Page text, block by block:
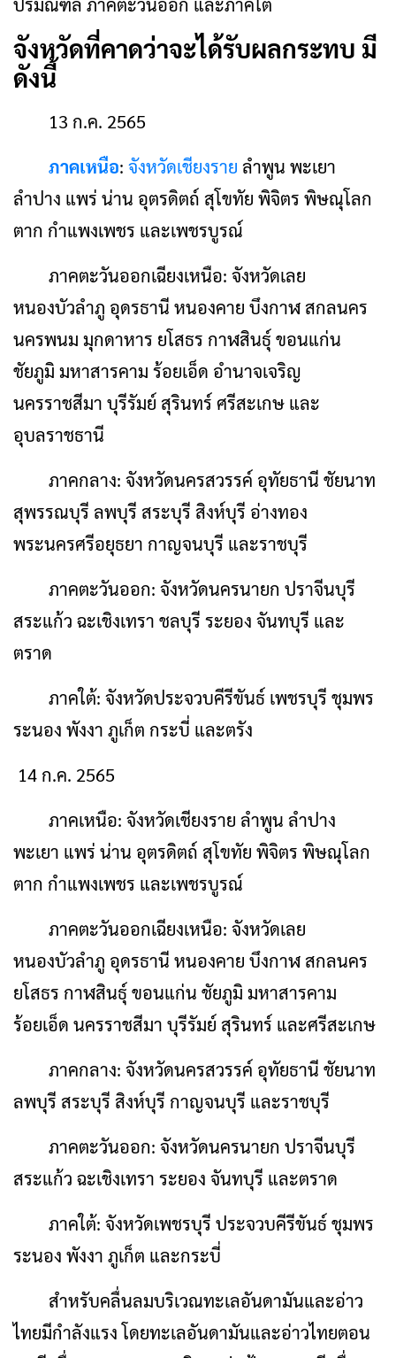
จังหวัดที่คาดว่าจะได้รับผลกระทบ มี
ดังนี้
13 ก.ค. 2565
ภาคเหนือ: จังหวัดเชียงราย ลำพูน พะเยา
ลำปาง แพร่ น่าน อุตรดิตถ์ สุโขทัย พิจิตร พิษณุโลก
ตาก กำแพงเพชร และเพชรบูรณ์
ภาคตะวันออกเฉียงเหนือ: จังหวัดเลย
หนองบัวลำภู อุดรธานี หนองคาย บึงกาฬ สกลนคร
นครพนม มุกดาหาร ยโสธร กาฬสินธุ์ ขอนแก่น
ชัยภูมิ มหาสารคาม ร้อยเอ็ด อำนาจเจริญ
นครราชสีมา บุรีรัมย์ สุรินทร์ ศรีสะเกษ และ
อุบลราชธานี
ภาคกลาง: จังหวัดนครสวรรค์ อุทัยธานี ชัยนาท
สุพรรณบุรี ลพบุรี สระบุรี สิงห์บุรี อ่างทอง
พระนครศรีอยุธยา กาญจนบุรี และราชบุรี
ภาคตะวันออก: จังหวัดนครนายก ปราจีนบุรี
สระแก้ว ฉะเชิงเทรา ชลบุรี ระยอง จันทบุรี และ
ตราด
ภาคใต้: จังหวัดประจวบคีรีขันธ์ เพชรบุรี ชุมพร
ระนอง พังงา ภูเก็ต กระบี่ และตรัง
14 ก.ค. 2565
ภาคเหนือ: จังหวัดเชียงราย ลำพูน ลำปาง
พะเยา แพร่ น่าน อุตรดิตถ์ สุโขทัย พิจิตร พิษณุโลก
ตาก กำแพงเพชร และเพชรบูรณ์
ภาคตะวันออกเฉียงเหนือ: จังหวัดเลย
หนองบัวลำภู อุดรธานี หนองคาย บึงกาฬ สกลนคร
ยโสธร กาฬสินธุ์ ขอนแก่น ชัยภูมิ มหาสารคาม
ร้อยเอ็ด นครราชสีมา บุรีรัมย์ สุรินทร์ และศรีสะเกษ
ภาคกลาง: จังหวัดนครสวรรค์ อุทัยธานี ชัยนาท
ลพบุรี สระบุรี สิงห์บุรี กาญจนบุรี และราชบุรี
ภาคตะวันออก: จังหวัดนครนายก ปราจีนบุรี
สระแก้ว ฉะเชิงเทรา ระยอง จันทบุรี และตราด
ภาคใต้: จังหวัดเพชรบุรี ประจวบคีรีขันธ์ ชุมพร
ระนอง พังงา ภูเก็ต และกระบี่
สำหรับคลื่นลมบริเวณทะเลอันดามันและอ่าว
ไทยมีกำลังแรง โดยทะเลอันดามันและอ่าวไทยตอน